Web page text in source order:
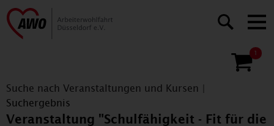
1
Suche nach Veranstaltungen und Kursen
Suchergebnis
Veranstaltung "Schulfähigkeit - Fit für die